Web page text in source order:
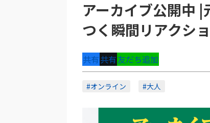
アーカイブ公開中
つく瞬間リアクシ
共有共有友だち追加
#オンライン #大人